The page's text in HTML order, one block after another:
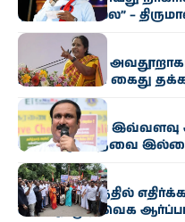
ஏற்புடையதல்ல” –
அரசியல்
“பெண்களை அவதூறாகப்
உதயநிதியின் கைது
அரசியல்
“உதயநிதியை
வேண்டிய தேவை
அரசியல்
கும்பகோணத்தில்
கண்டித்து தவெக